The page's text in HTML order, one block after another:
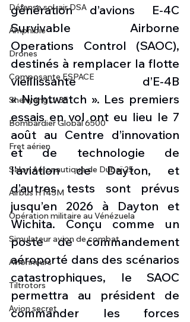
Défense sol-air DSA
Amphibie
Drones
Composante ESPACE
Shenyang J-35
Bombardier Global 6500
Fret aérien
Salon Aéronautique de Dubaï 25
Airbus H145M
Opération militaire au Vénézuela
Simulateur avion de combat
Avionneurs
Tiltrotors
Avion secret
génération d’avions E-4C
Survivable Airborne
Operations Control (SAOC),
destinés à remplacer la flotte
vieillissante d’E-4B
« Nightwatch ». Les premiers
essais en vol ont eu lieu le 7
août au Centre d’innovation
et de technologie de
l’aviation de Dayton, et
d’autres tests sont prévus
jusqu’en 2026 à Dayton et
Wichita. Conçu comme un
poste de commandement
aéroporté dans des scénarios
catastrophiques, le SAOC
permettra au président de
commander les forces